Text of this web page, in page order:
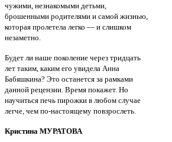
чужими, незнакомыми детьми,
брошенными родителями и самой жизнью,
которая пролетела легко — и слишком
незаметно.
Будет ли наше поколение через тридцать
лет таким, каким его увидела Анна
Бабяшкина? Это останется за рамками
данной рецензии. Время покажет. Но
научиться печь пирожки в любом случае
легче, чем по-настоящему повзрослеть.
Кристина МУРАТОВА